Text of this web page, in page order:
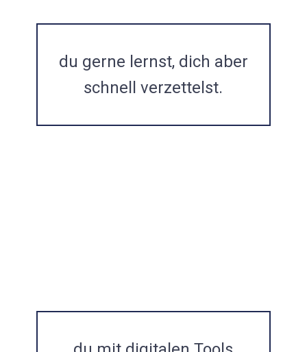
du gerne lernst, dich aber
schnell verzettelst.